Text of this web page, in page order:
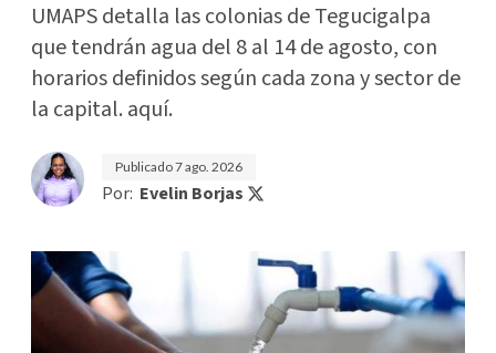
UMAPS detalla las colonias de Tegucigalpa
que tendrán agua del 8 al 14 de agosto, con
horarios definidos según cada zona y sector de
la capital. aquí.
Publicado7 ago. 2026
Por: Evelin Borjas